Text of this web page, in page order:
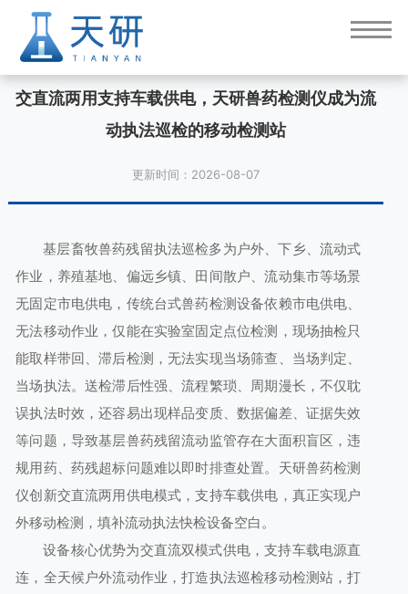
交直流两用支持车载供电，天研兽药检测仪成为流
动执法巡检的移动检测站
更新时间：2026-08-07
基层畜牧兽药残留执法巡检多为户外、下乡、流动式
作业，养殖基地、偏远乡镇、田间散户、流动集市等场景
无固定市电供电，传统台式兽药检测设备依赖市电供电、
无法移动作业，仅能在实验室固定点位检测，现场抽检只
能取样带回、滞后检测，无法实现当场筛查、当场判定、
当场执法。送检滞后性强、流程繁琐、周期漫长，不仅耽
误执法时效，还容易出现样品变质、数据偏差、证据失效
等问题，导致基层兽药残留流动监管存在大面积盲区，违
规用药、药残超标问题难以即时排查处置。天研兽药检测
仪创新交直流两用供电模式，支持车载供电，真正实现户
外移动检测，填补流动执法快检设备空白。
设备核心优势为交直流双模式供电，支持车载电源直
连，全天候户外流动作业，打造执法巡检移动检测站，打